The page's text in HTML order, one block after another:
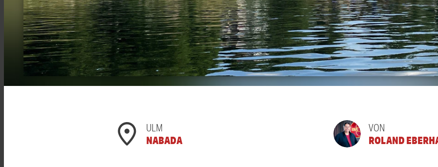
ULM
NABADA
VON
ROLAND